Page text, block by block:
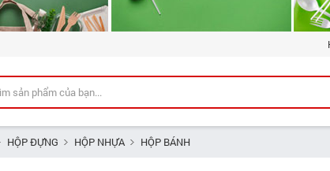
HỘP ĐỰNG HỘP NHỰA HỘP BÁNH